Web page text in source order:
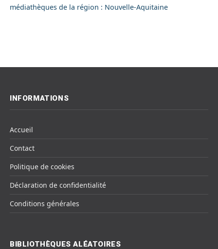
médiathèques de la région : Nouvelle-Aquitaine
INFORMATIONS
Accueil
Contact
Politique de cookies
Déclaration de confidentialité
Conditions générales
BIBLIOTHÈQUES ALÉATOIRES